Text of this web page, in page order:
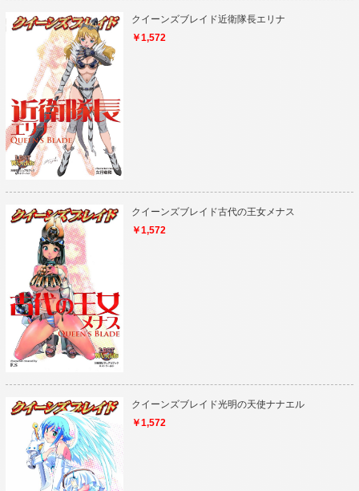
クイーンズブレイド近衛隊長エリナ
￥1,572
クイーンズブレイド古代の王女メナス
￥1,572
クイーンズブレイド光明の天使ナナエル
￥1,572